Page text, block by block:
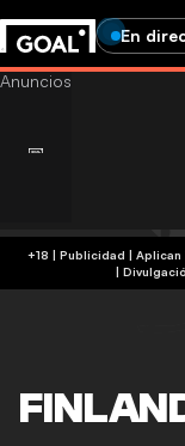
En
+18 |
|